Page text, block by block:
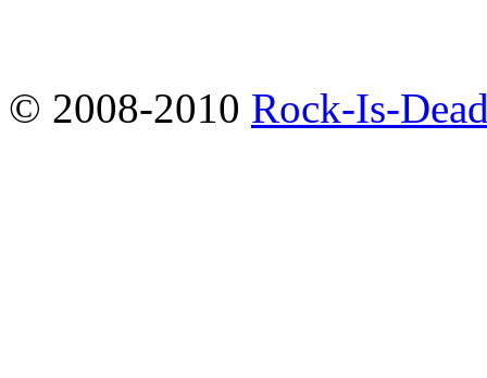
© 2008-2010 Rock-Is-